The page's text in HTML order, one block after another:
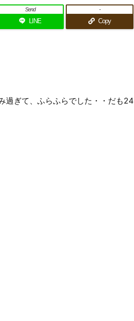
LINE
Send
Copy
-
過ぎて、ふらふらでした・・だも24